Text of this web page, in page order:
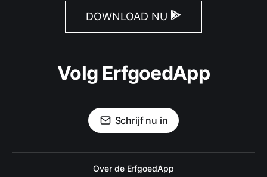
DOWNLOAD NU
Volg ErfgoedApp
Schrijf nu in
Over de ErfgoedApp